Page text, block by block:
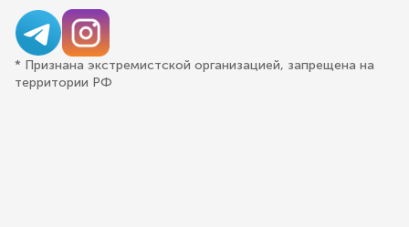
* Признана экстремистской организацией, запрещена на
территории РФ